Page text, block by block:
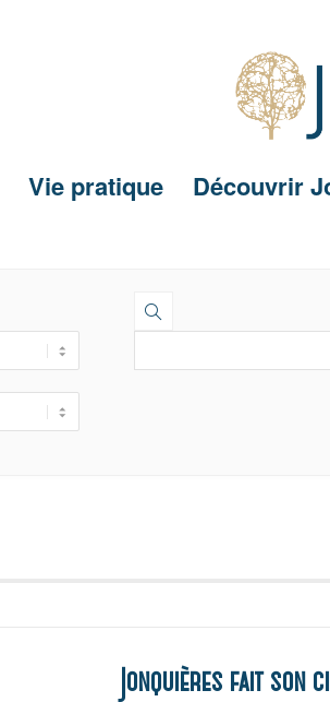
Vie pratique Découvrir
Jonquières fait son